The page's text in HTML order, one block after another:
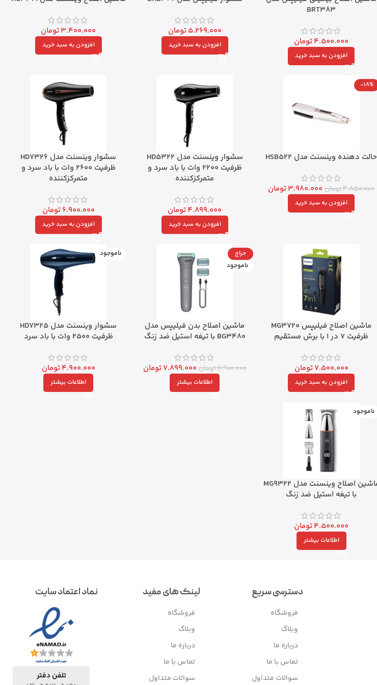
BRT383
4.500.000تومان
افزودن به سبد خرید
5.269.000تومان
افزودن به سبد خرید
3.400.000تومان
افزودن به سبد خرید
-18%
حالت دهنده وینسنت مدل HSB522
4.850.000تومان 3.980.000تومان
افزودن به سبد خرید
سشوار وینسنت مدل HD5322
ظرفیت ۲۲۰۰ وات با باد سرد و
متمرکزکننده
4.899.000تومان
افزودن به سبد خرید
سشوار وینسنت مدل HD7326
ظرفیت ۲۶۰۰ وات با باد سرد و
متمرکزکننده
6.900.000تومان
افزودن به سبد خرید
ماشین اصلاح فیلیپس MG3720
ظرفیت ۷ در ۱ با برش مستقیم
7.500.000تومان
افزودن به سبد خرید
حراج
ناموجود
ماشین اصلاح بدن فیلیپس مدل
BG3480 با تیغه استیل ضد زنگ
7.900.000تومان 7.899.000تومان
اطلاعات بیشتر
ناموجود
سشوار وینسنت مدل HD7325
ظرفیت ۲۵۰۰ وات با باد سرد
4.900.000تومان
اطلاعات بیشتر
ناموجود
ماشین اصلاح وینسنت مدل MG9322
با تیغه استیل ضد زنگ
4.500.000تومان
اطلاعات بیشتر
دسترسی سریع
فروشگاه
وبلاگ
درباره ما
تماس با ما
سوالات متداول
لینک های مفید
فروشگاه
وبلاگ
درباره ما
تماس با ما
سوالات متداول
نماد اعتماد سایت
تلفن دفتر